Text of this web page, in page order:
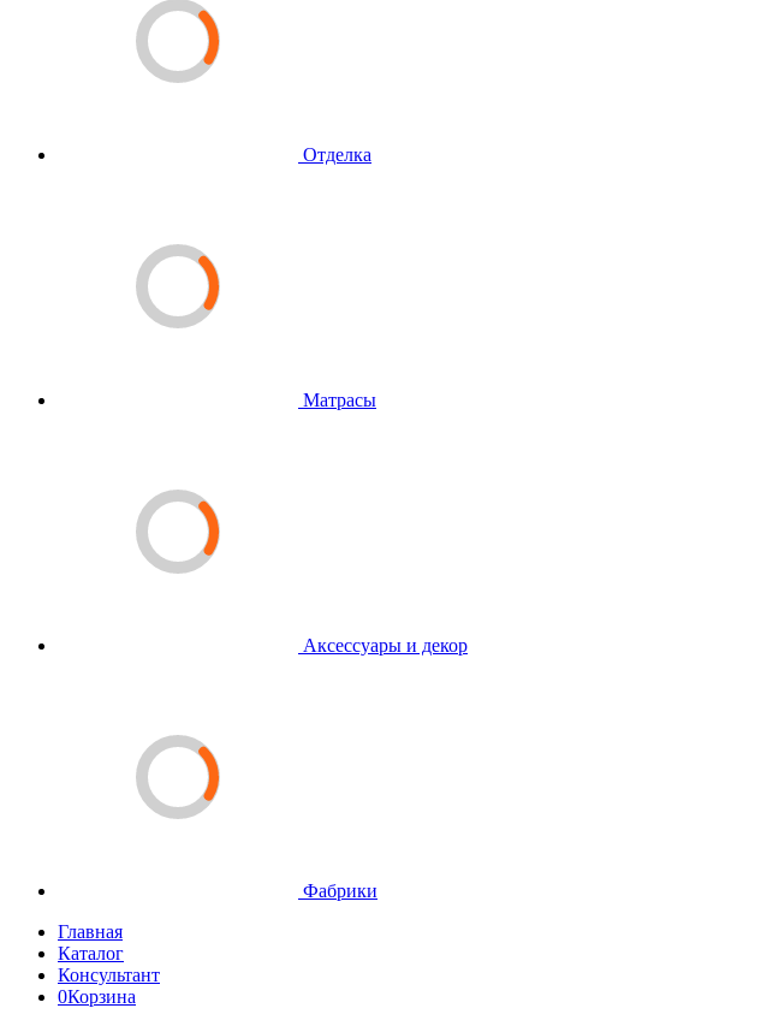
Отделка
Матрасы
Аксессуары и декор
Фабрики
Главная
Каталог
Консультант
0Корзина